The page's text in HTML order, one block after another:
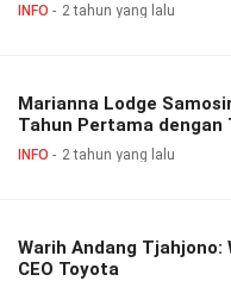
INFO 2 tahun yang lalu
Marianna Lodge
Tahun Pertama dengan
INFO 2 tahun yang lalu
Warih Andang Tjahjono:
CEO Toyota